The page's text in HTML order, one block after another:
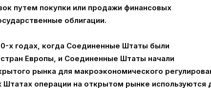
путем покупки или продажи финансовых
облигации.
х годах, когда Соединенные Штаты были
Европы, и Соединенные Штаты начали
рынка для макроэкономического
операции на открытом рынке используются